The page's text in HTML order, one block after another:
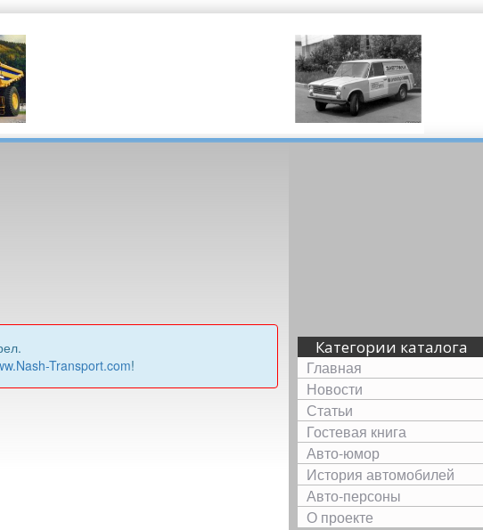
Transport.com!
Категории каталога
Главная
Новости
Статьи
Гостевая книга
Авто-юмор
История автомобилей
Авто-персоны
О проекте